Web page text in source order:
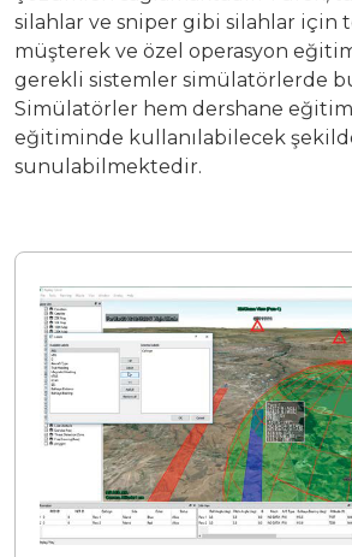
silahlar ve sniper gibi silahlar için
müşterek ve özel operasyon
gerekli sistemler simülatörlerde
Simülatörler hem dershane
eğitiminde kullanılabilecek
sunulabilmektedir.